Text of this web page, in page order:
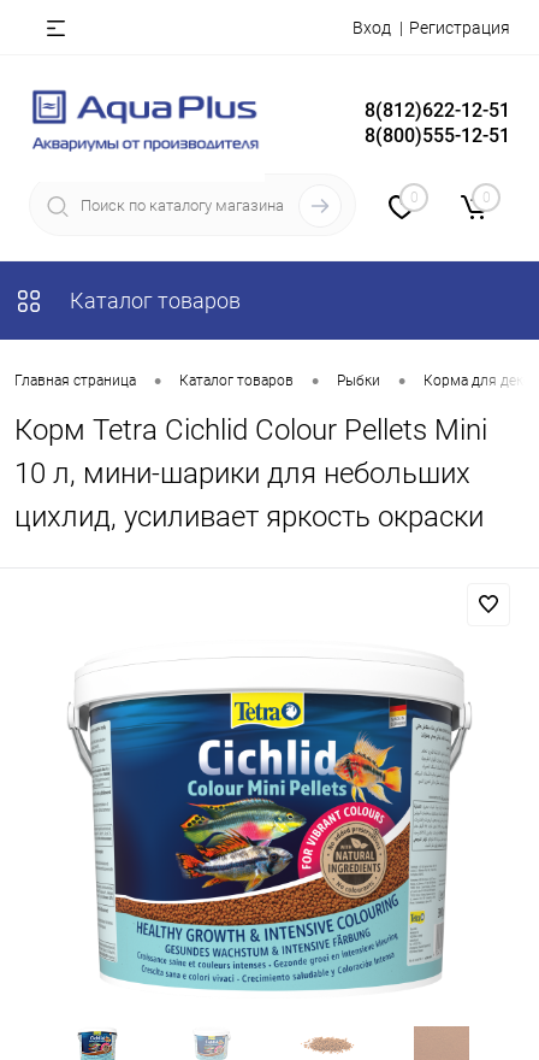
Вход Регистрация
8(812)622-12-51
8(800)555-12-51
0 0
Каталог товаров
Главная страница • Каталог товаров • Рыбки • Корма для
Корм Tetra Cichlid Colour Pellets Mini
10 л, мини-шарики для небольших
цихлид, усиливает яркость окраски